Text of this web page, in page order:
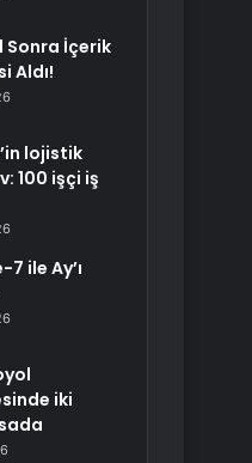
Sonra İçerik
Aldı!
lojistik
100 işçi iş
ile Ay’ı
iki